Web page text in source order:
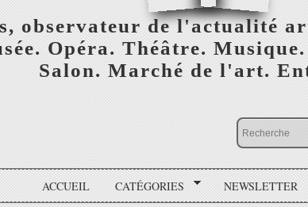
observateur de l'actualité
Opéra. Théâtre.
Salon. Marché de l'art.
ACCUEIL CATÉGORIES NEWSLETTER